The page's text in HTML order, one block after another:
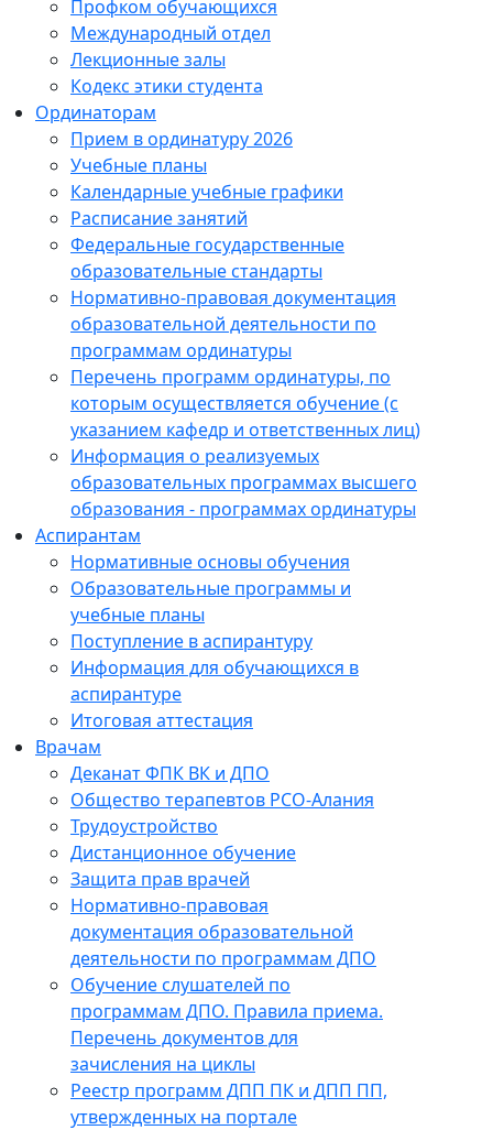
Профком обучающихся
Международный отдел
Лекционные залы
Кодекс этики студента
Ординаторам
Прием в ординатуру 2026
Учебные планы
Календарные учебные графики
Расписание занятий
Федеральные государственные
образовательные стандарты
Нормативно-правовая документация
образовательной деятельности по
программам ординатуры
Перечень программ ординатуры, по
которым осуществляется обучение (с
указанием кафедр и ответственных лиц)
Информация о реализуемых
образовательных программах высшего
образования - программах ординатуры
Аспирантам
Нормативные основы обучения
Образовательные программы и
учебные планы
Поступление в аспирантуру
Информация для обучающихся в
аспирантуре
Итоговая аттестация
Врачам
Деканат ФПК ВК и ДПО
Общество терапевтов РСО-Алания
Трудоустройство
Дистанционное обучение
Защита прав врачей
Нормативно-правовая
документация образовательной
деятельности по программам ДПО
Обучение слушателей по
программам ДПО. Правила приема.
Перечень документов для
зачисления на циклы
Реестр программ ДПП ПК и ДПП ПП,
утвержденных на портале